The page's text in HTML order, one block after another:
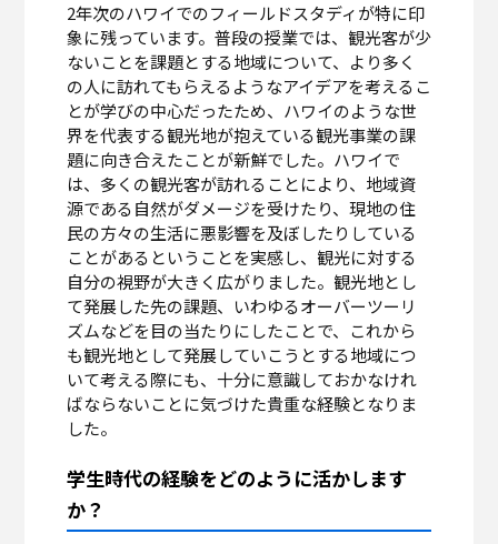
2年次のハワイでのフィールドスタディが特に印
象に残っています。普段の授業では、観光客が少
ないことを課題とする地域について、より多く
の人に訪れてもらえるようなアイデアを考えるこ
とが学びの中心だったため、ハワイのような世
界を代表する観光地が抱えている観光事業の課
題に向き合えたことが新鮮でした。ハワイで
は、多くの観光客が訪れることにより、地域資
源である自然がダメージを受けたり、現地の住
民の方々の生活に悪影響を及ぼしたりしている
ことがあるということを実感し、観光に対する
自分の視野が大きく広がりました。観光地とし
て発展した先の課題、いわゆるオーバーツーリ
ズムなどを目の当たりにしたことで、これから
も観光地として発展していこうとする地域につ
いて考える際にも、十分に意識しておかなけれ
ばならないことに気づけた貴重な経験となりま
した。
学生時代の経験をどのように活かします
か？